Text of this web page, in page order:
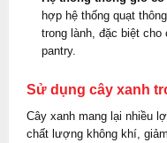
hợp hệ thống quạt
trong lành, đặc biệt
pantry.
Sử dụng cây xanh
Cây xanh mang lại nhiều
chất lượng không khí,